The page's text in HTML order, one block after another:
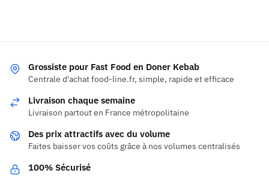
Grossiste pour Fast Food en Doner Kebab
Centrale d'achat food-line.fr, simple, rapide et efficace
Livraison chaque semaine
Livraison partout en France métropolitaine
Des prix attractifs avec du volume
Faites baisser vos coûts grâce à nos volumes centralisés
100% Sécurisé